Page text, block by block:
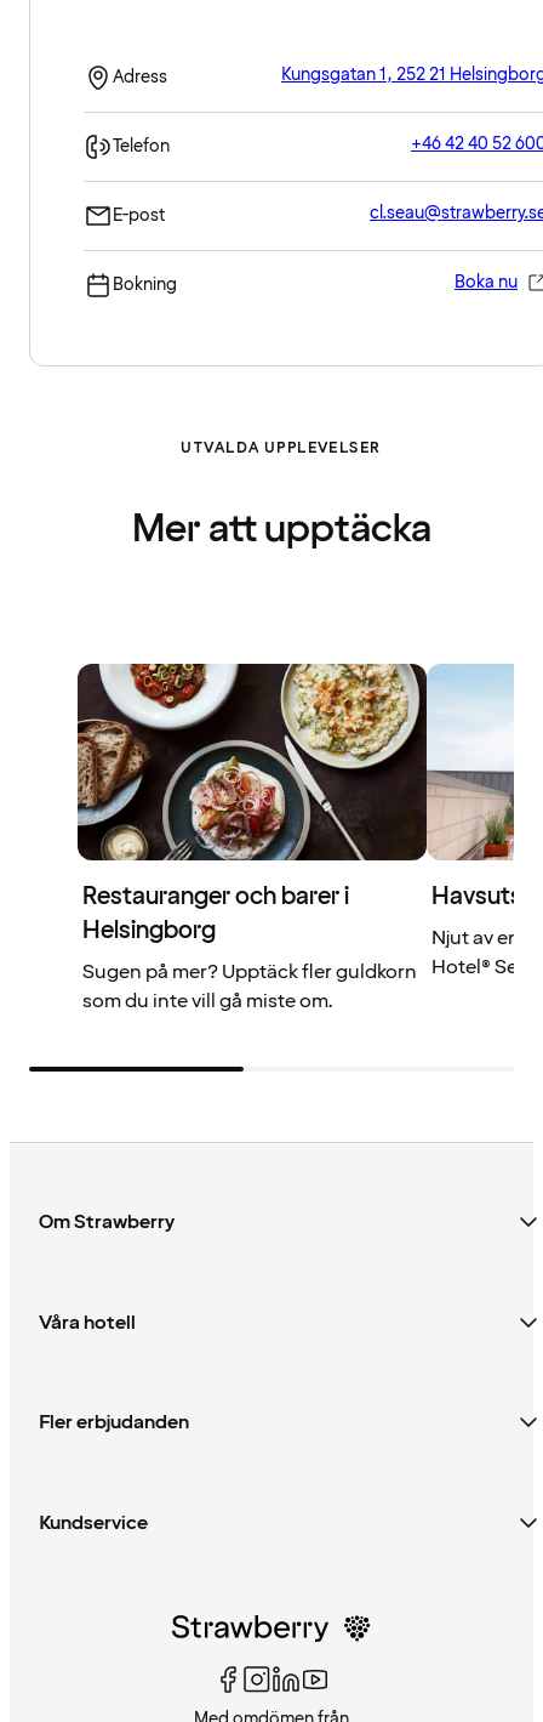
Adress Kungsgatan 1, 252 21
Telefon +46 42 40 52
E-post
Bokning Boka nu
UTVALDA UPPLEVELSER
Mer att upptäcka
Restauranger och barer i
Helsingborg
Sugen på mer? Upptäck fler guldkorn
som du inte vill gå miste om.
Njut av en
Hotel® Sea
Om Strawberry
Våra hotell
Fler erbjudanden
Kundservice